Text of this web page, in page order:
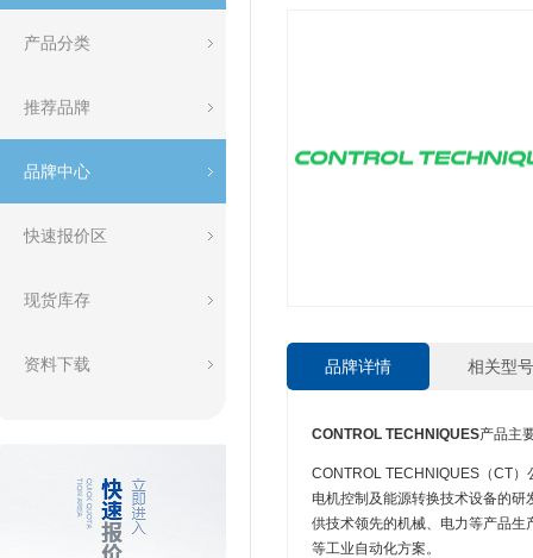
产品分类
推荐品牌
品牌中心
快速报价区
现货库存
资料下载 品牌详情 相关型号
CONTROL TECHNIQUES产品主
CONTROL TECHNIQUES（CT
电机控制及能源转换技术设备的
供技术领先的机械、电力等产品
等工业自动化方案。